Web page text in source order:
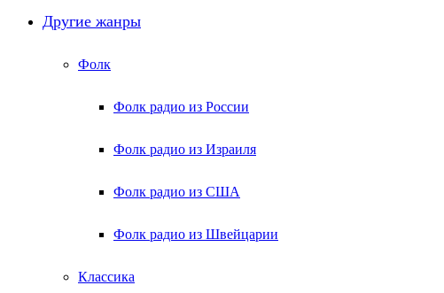
Другие жанры
Фолк
Фолк радио из России
Фолк радио из Израиля
Фолк радио из США
Фолк радио из Швейцарии
Классика